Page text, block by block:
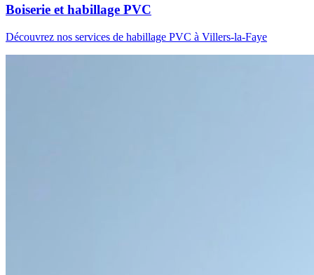
Boiserie et habillage PVC
Découvrez nos services de habillage PVC à Villers-la-Faye